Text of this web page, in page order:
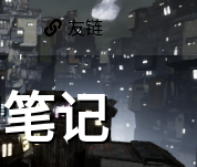
友链
记